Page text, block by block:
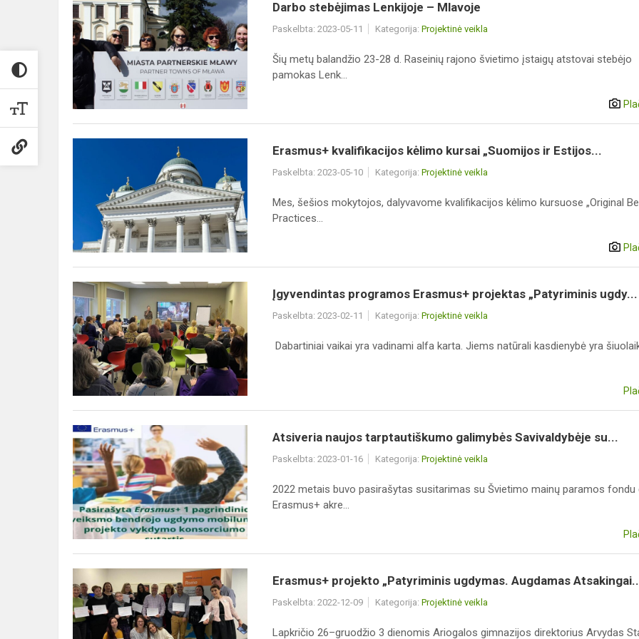
stebėjimas
Lenkijoje
–
Mlavoje
Darbo stebėjimas Lenkijoje – Mlavoje
Paskelbta: 2023-05-11 Kategorija: Projektinė veikla
Šių metų balandžio 23-28 d. Raseinių rajono švietimo įstaigų atstovai stebėjo
pamokas Lenk...
„Suomijos
Estijos...
Erasmus+ kvalifikacijos kėlimo kursai „Suomijos ir Estijos...
Paskelbta: 2023-05-10 Kategorija: Projektinė veikla
Mes, šešios mokytojos, dalyvavome kvalifikacijos kėlimo kursuose „Original
Practices...
Įgyvendintas
programos
Erasmus+
projektas
„Patyriminis
ugdy...
Įgyvendintas programos Erasmus+ projektas „Patyriminis ugdy...
Paskelbta: 2023-02-11 Kategorija: Projektinė veikla
Dabartiniai vaikai yra vadinami alfa karta. Jiems natūrali kasdienybė yra
Atsiveria
naujos
tarptautiškumo
galimybės
Savivaldybėje
su...
Atsiveria naujos tarptautiškumo galimybės Savivaldybėje su...
Paskelbta: 2023-01-16 Kategorija: Projektinė veikla
2022 metais buvo pasirašytas susitarimas su Švietimo mainų paramos fondu
Erasmus+ akre...
Erasmus+
projekto
„Patyriminis
ugdymas.
Erasmus+ projekto „Patyriminis ugdymas. Augdamas
Paskelbta: 2022-12-09 Kategorija: Projektinė veikla
Lapkričio 26–gruodžio 3 dienomis Ariogalos gimnazijos direktorius Arvydas